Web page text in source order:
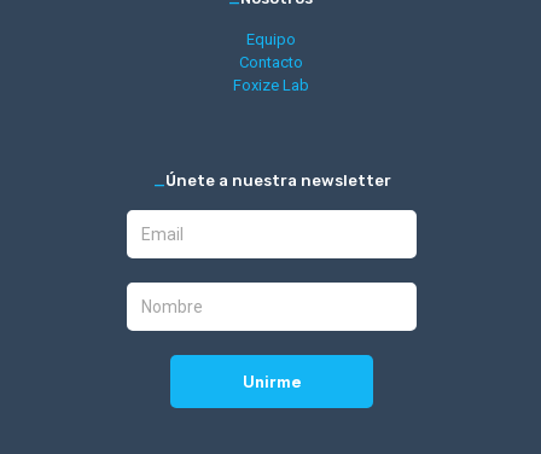
Equipo
Contacto
Foxize Lab
_Únete a nuestra newsletter